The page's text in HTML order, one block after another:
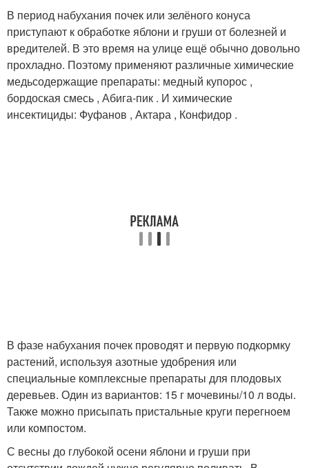
В период набухания почек или зелёного конуса
приступают к обработке яблони и груши от болезней и
вредителей. В это время на улице ещё обычно довольно
прохладно. Поэтому применяют различные химические
медьсодержащие препараты: медный купорос ,
бордоская смесь , Абига-пик . И химические
инсектициды: Фуфанов , Актара , Конфидор .
В фазе набухания почек проводят и первую подкормку
растений, используя азотные удобрения или
специальные комплексные препараты для плодовых
деревьев. Один из вариантов: 15 г мочевины/10 л воды.
Также можно присыпать пристальные круги перегноем
или компостом.
С весны до глубокой осени яблони и груши при